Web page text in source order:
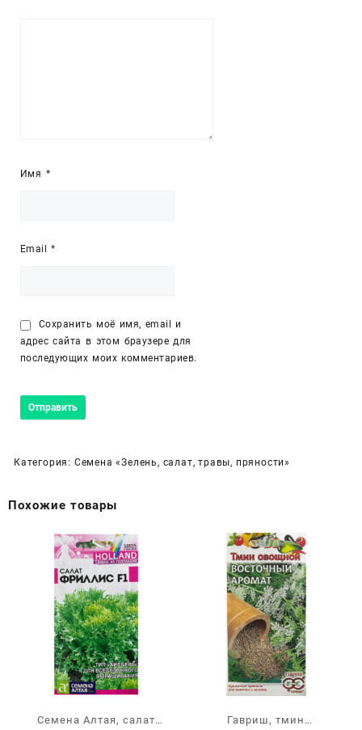
Имя *
Email*
Сохранить моё имя, email и
адрес сайта в этом браузере для
последующих моих комментариев.
Категория: Семена «Зелень, салат, травы, пряности»
Похожие товары
Семена Алтая, салат
Гавриш, тмин